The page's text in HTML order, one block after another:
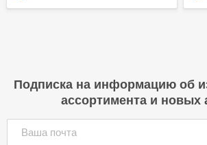
Подписка на информацию об
ассортимента и новых